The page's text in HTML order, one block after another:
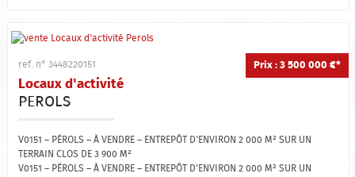
Prix : 3 500 000 €*
ref. n° 3448220151
Locaux d'activité
PEROLS
V0151 – PÉROLS – À VENDRE – ENTREPÔT D'ENVIRON 2 000 M² SUR UN
TERRAIN CLOS DE 3 900 M²
V0151 – PÉROLS – À VENDRE – ENTREPÔT D'ENVIRON 2 000 M² SUR UN